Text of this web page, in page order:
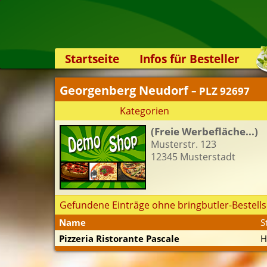
Startseite
Infos für Besteller
Lieferservice-App
Weiterempfehlen
Newsletter
Sicherheit
Kontakt
Georgenberg Neudorf– PLZ 92697
Kategorien
(Freie Werbefläche...)
Musterstr. 123
12345 Musterstadt
Gefundene Einträge ohne bringbutler-
Name
Pizzeria Ristorante Pascale